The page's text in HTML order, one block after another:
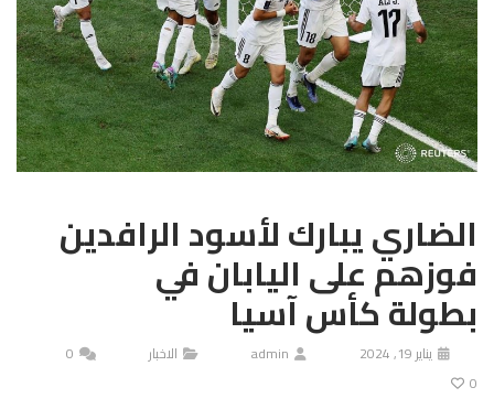
الضاري يبارك لأسود الرافدين
فوزهم على اليابان في
بطولة كأس آسيا
يناير 19, 2024 admin الاخبار
0
0